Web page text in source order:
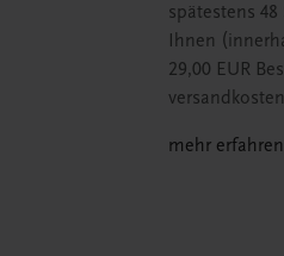
spätestens
Ihnen
29,00 EUR
mehr erfahren